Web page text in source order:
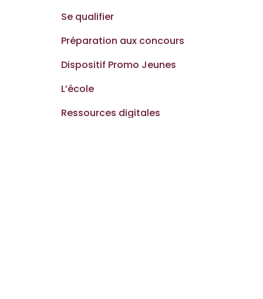
Se qualifier
Préparation aux concours
Dispositif Promo Jeunes
L’école
Ressources digitales